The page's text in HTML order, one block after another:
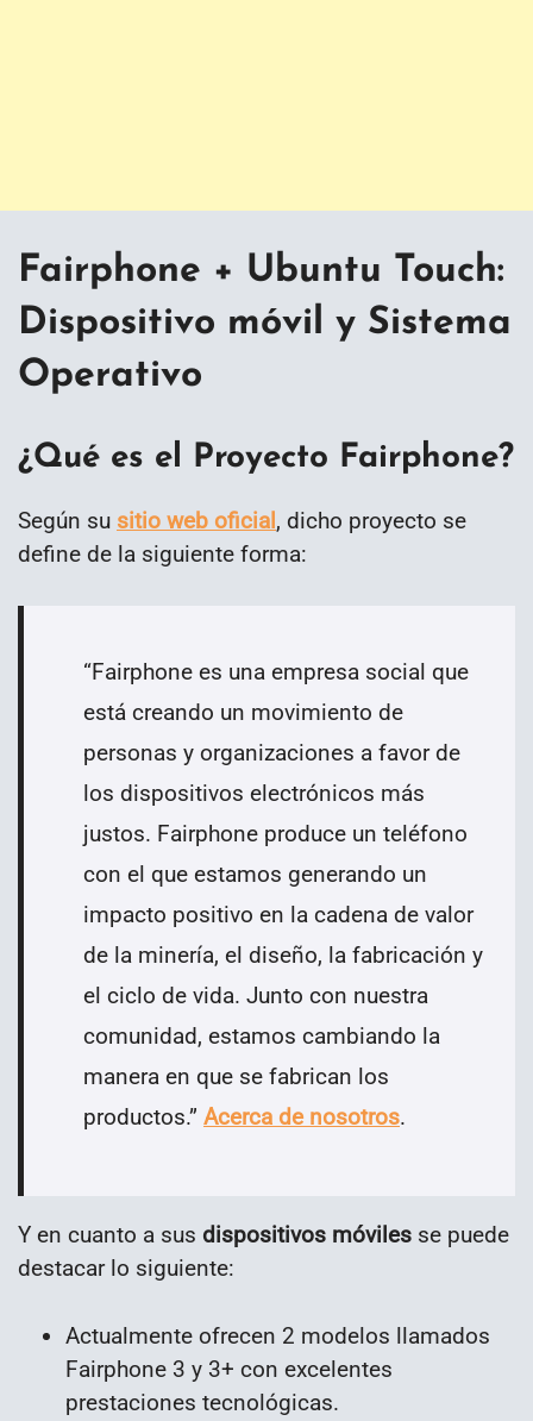
Fairphone + Ubuntu Touch:
Dispositivo móvil y Sistema
Operativo
¿Qué es el Proyecto Fairphone?
Según su sitio web oficial, dicho proyecto se
define de la siguiente forma:
“Fairphone es una empresa social que
está creando un movimiento de
personas y organizaciones a favor de
los dispositivos electrónicos más
justos. Fairphone produce un teléfono
con el que estamos generando un
impacto positivo en la cadena de valor
de la minería, el diseño, la fabricación y
el ciclo de vida. Junto con nuestra
comunidad, estamos cambiando la
manera en que se fabrican los
productos.” Acerca de nosotros.
Y en cuanto a sus dispositivos móviles se puede
destacar lo siguiente:
Actualmente ofrecen 2 modelos llamados
Fairphone 3 y 3+ con excelentes
prestaciones tecnológicas.